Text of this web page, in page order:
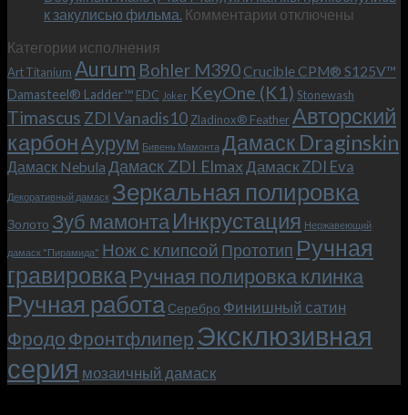
Теперь
и
клипсой!
к закулисью фильма. Комментарии к
Макс
(Mad
Max),
или
как
мы
прикоснулись
к
фильма.
отключены
Категории исполнения
Art Titanium Aurum Bohler M390Crucible CPM® S125V™
Damasteel® Ladder™ EDC Joker KeyOne (K1) Stonewash
Timascus ZDI Vanadis10 Zladinox® FeatherАвторский
карбонАурум Бивень Мамонта Дамаск Draginskin
Дамаск Nebula Дамаск ZDI Elmax Дамаск ZDI Eva
Декоративный дамаск Зеркальная полировка
Золото Зуб мамонтаИнкрустация Нержавеющий
дамаск "Пирамида" Нож с клипсой Прототип Ручная
гравировкаРучная полировка клинка
Ручная работа Серебро Финишный сатин
Фродо Фронтфлипер Эксклюзивная
серия мозаичный дамаск